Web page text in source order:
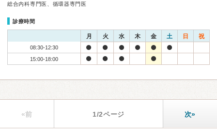
総合内科専門医、循環器専門医
診療時間
月 火 水 木 金 土 日 祝
08:30-12:30
15:00-18:00
«前 1/2ページ 次»